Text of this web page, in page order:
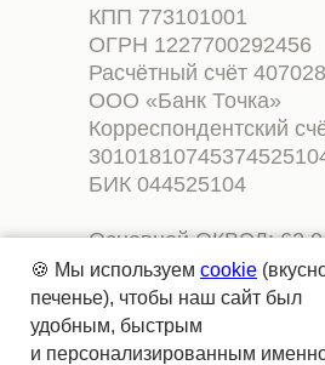
🍪 Мы используем cookie
печенье), чтобы наш сайт был
удобным, быстрым
и персонализированным
Основной ОКВЭД:
Разработка
программного
(ы) ИТ-деятельности
КПП 773101001
ОГРН 1227700292456
Расчётный счёт
ООО «Банк Точка»
Корреспондентский
БИК 044525104